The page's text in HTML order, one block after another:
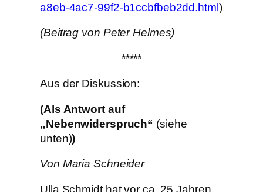
a8eb-4ac7-99f2-b1ccbfbeb2dd.html)
(Beitrag von Peter Helmes)
*****
Aus der Diskussion:
(Als Antwort auf
„Nebenwiderspruch“ (siehe
unten))
Von Maria Schneider
Ulla Schmidt hat vor ca. 25 Jahren